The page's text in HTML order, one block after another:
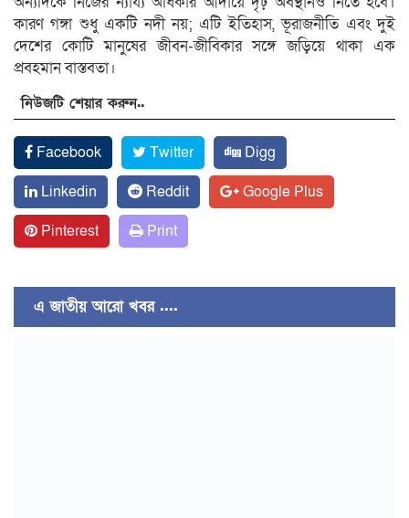
কারণ গঙ্গা শুধু একটি নদী নয়; এটি ইতিহাস, ভূরাজনীতি এবং দুই
দেশের কোটি মানুষের জীবন-জীবিকার সঙ্গে জড়িয়ে থাকা এক
প্রবহমান বাস্তবতা।
নিউজটি শেয়ার করুন..
Facebook Twitter
Digg
Linkedin
Reddit
Google Plus
Pinterest
Print
এ জাতীয় আরো খবর ....